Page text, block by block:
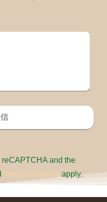
and the
Terms of Service apply.